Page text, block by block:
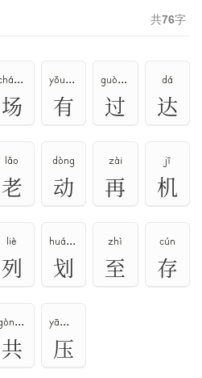
共76字
cháng、chǎng
场
yǒu、yòu
有
guò、guo、guō
过
dá
达
lǎo
老
dòng
动
zài
再
jī
机
liè
列
huá、huà
划
zhì
至
cún
存
gòng、gōng
共
yā、yà
压